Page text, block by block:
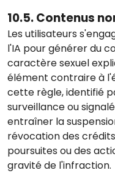
10.5. Contenus
Les utilisateurs
l'IA pour générer du
caractère sexuel
élément contraire à
cette règle, identifié
surveillance ou
entraîner la
révocation des
poursuites ou des
gravité de l'infraction.